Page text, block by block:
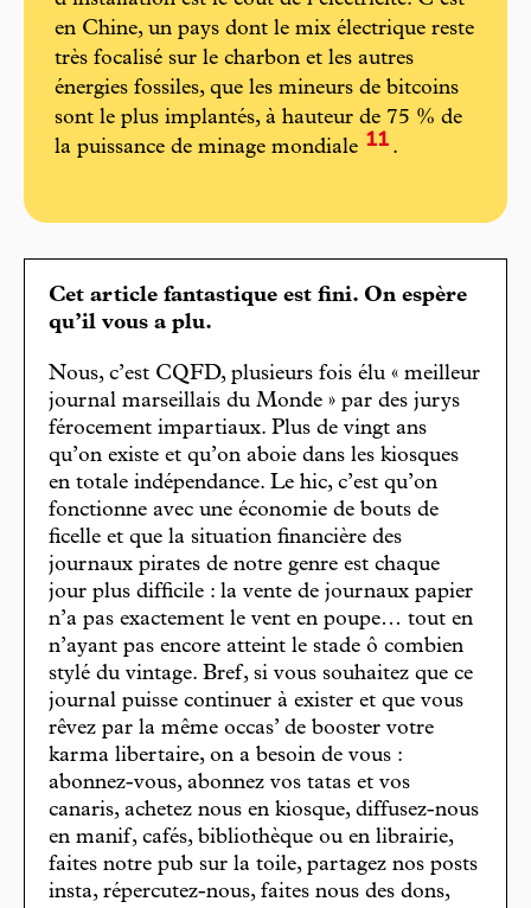
en Chine, un pays dont le mix électrique reste
très focalisé sur le charbon et les autres
énergies fossiles, que les mineurs de bitcoins
sont le plus implantés, à hauteur de 75 % de
la puissance de minage mondiale 11 .
Cet article fantastique est fini. On espère
qu’il vous a plu.
Nous, c’est CQFD, plusieurs fois élu « meilleur
journal marseillais du Monde » par des jurys
férocement impartiaux. Plus de vingt ans
qu’on existe et qu’on aboie dans les kiosques
en totale indépendance. Le hic, c’est qu’on
fonctionne avec une économie de bouts de
ficelle et que la situation financière des
journaux pirates de notre genre est chaque
jour plus difficile : la vente de journaux papier
n’a pas exactement le vent en poupe… tout en
n’ayant pas encore atteint le stade ô combien
stylé du vintage. Bref, si vous souhaitez que ce
journal puisse continuer à exister et que vous
rêvez par la même occas’ de booster votre
karma libertaire, on a besoin de vous :
abonnez-vous, abonnez vos tatas et vos
canaris, achetez nous en kiosque, diffusez-nous
en manif, cafés, bibliothèque ou en librairie,
faites notre pub sur la toile, partagez nos posts
insta, répercutez-nous, faites nous des dons,